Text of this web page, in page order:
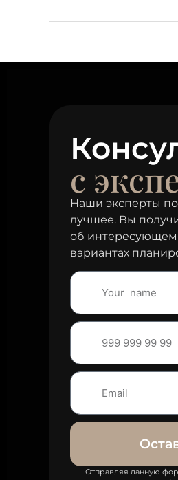
с
Наши эксперты
лучшее. Вы
об интересующем
вариантах
Отправляя данную